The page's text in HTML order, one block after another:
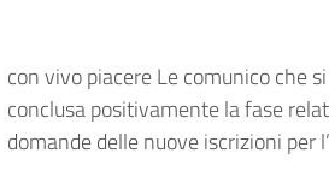
con vivo piacere Le comunico che
conclusa positivamente la fase
domande delle nuove iscrizioni per